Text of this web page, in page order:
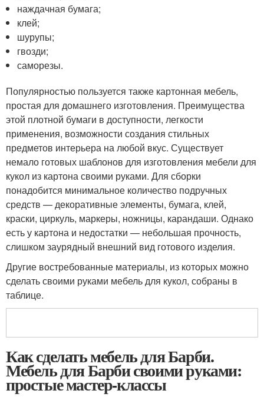
наждачная бумага;
клей;
шурупы;
гвозди;
саморезы.
Популярностью пользуется также картонная мебель,
простая для домашнего изготовления. Преимущества
этой плотной бумаги в доступности, легкости
применения, возможности создания стильных
предметов интерьера на любой вкус. Существует
немало готовых шаблонов для изготовления мебели для
кукол из картона своими руками. Для сборки
понадобится минимальное количество подручных
средств — декоративные элементы, бумага, клей,
краски, циркуль, маркеры, ножницы, карандаши. Однако
есть у картона и недостатки — небольшая прочность,
слишком заурядный внешний вид готового изделия.
Другие востребованные материалы, из которых можно
сделать своими руками мебель для кукол, собраны в
таблице.
Как сделать мебель для Барби.
Мебель для Барби своими руками:
простые мастер-классы